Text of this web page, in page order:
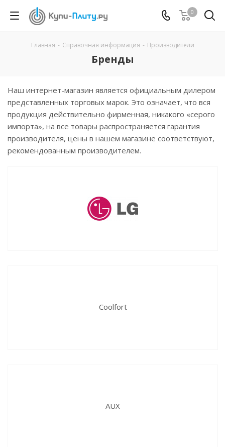
0
Главная - Справочная информация - Производители
Бренды
Наш интернет-магазин является официальным дилером
представленных торговых марок. Это означает, что вся
продукция действительно фирменная, никакого «серого
импорта», на все товары распространяется гарантия
производителя, цены в нашем магазине соответствуют,
рекомендованным производителем.
Coolfort
AUX